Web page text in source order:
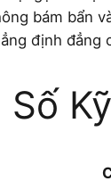
bám bẩn
định đẳng